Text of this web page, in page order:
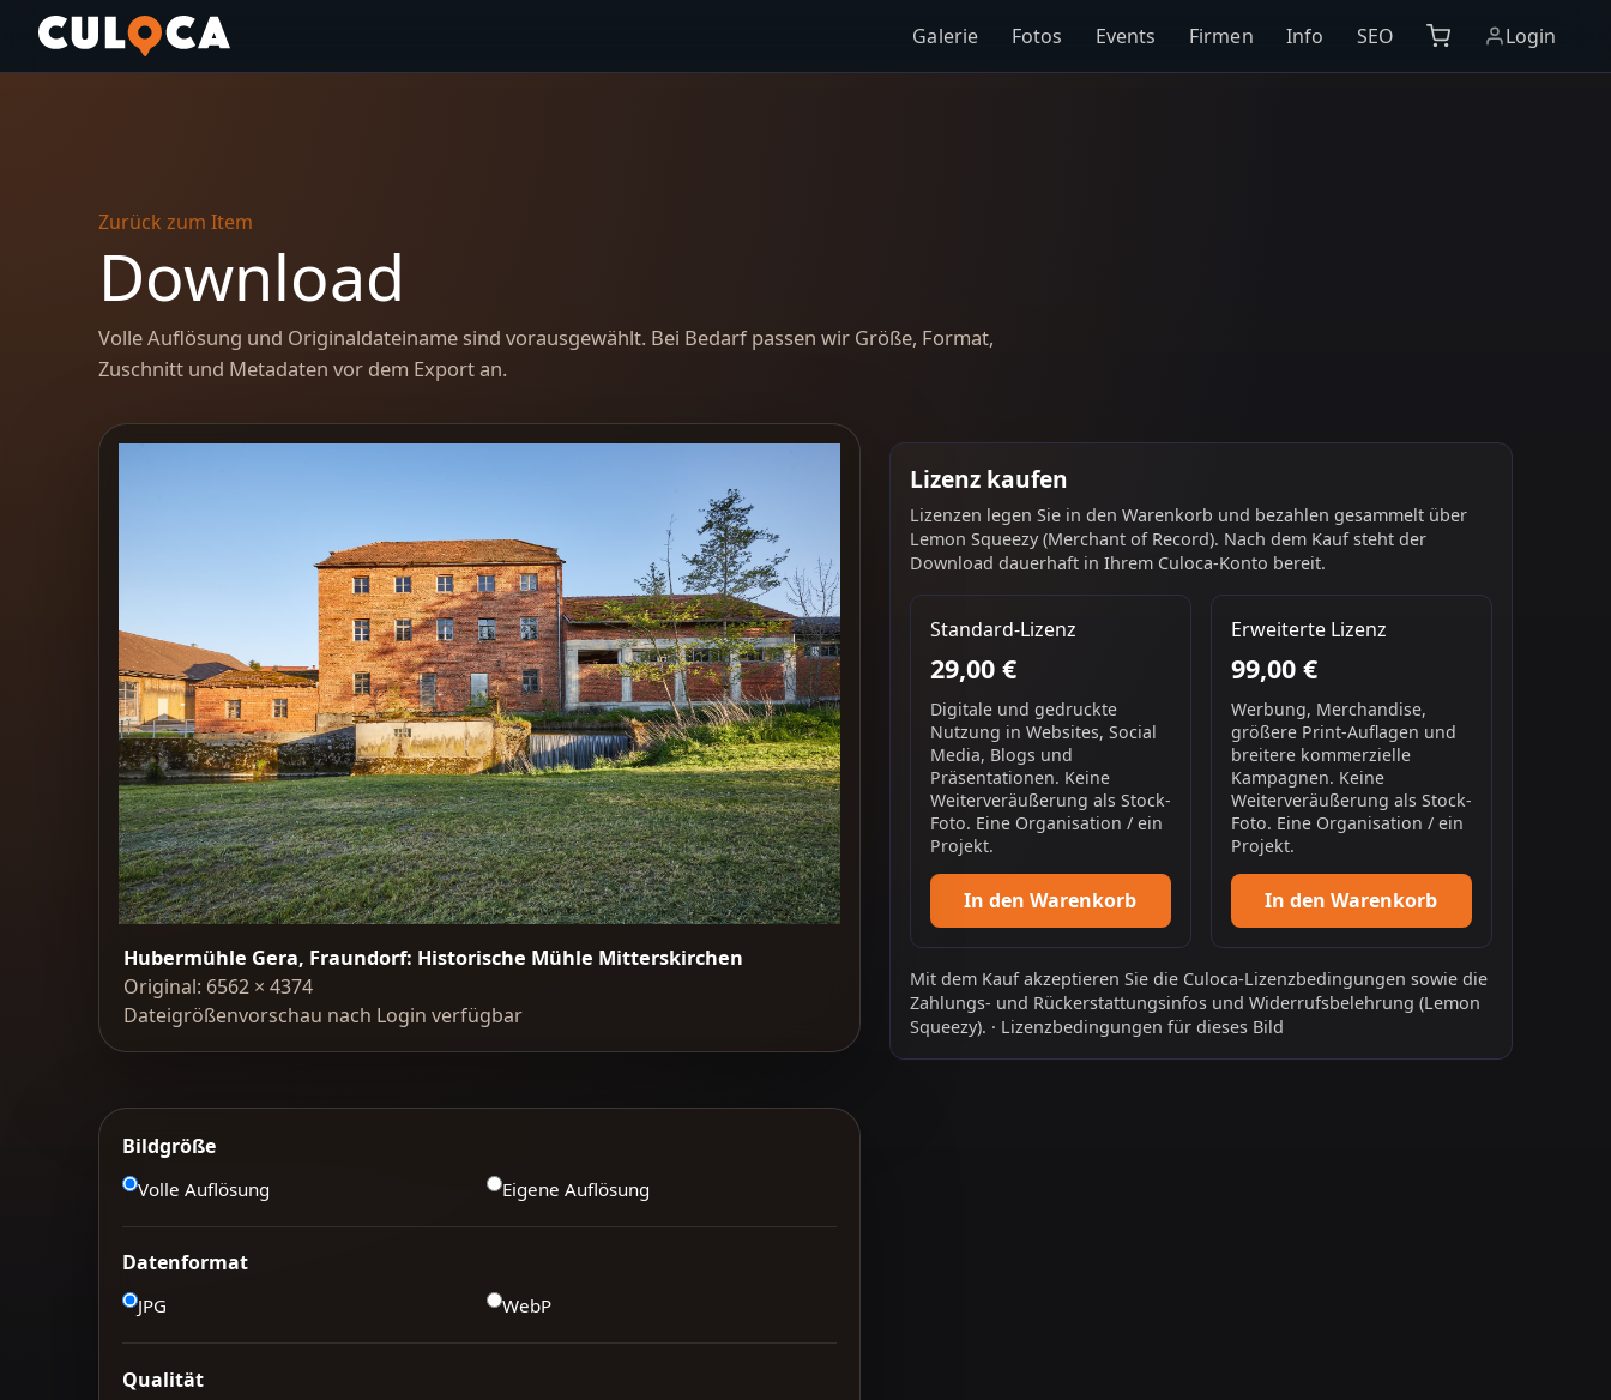
Galerie Fotos Events Firmen Info SEO Login
Zurück zum Item
Download
Volle Auflösung und Originaldateiname sind vorausgewählt. Bei Bedarf passen wir Größe, Format,
Zuschnitt und Metadaten vor dem Export an.
Hubermühle Gera, Fraundorf: Historische Mühle Mitterskirchen
Original: 6562 × 4374
Dateigrößenvorschau nach Login verfügbar
Lizenz kaufen
Lizenzen legen Sie in den Warenkorb und bezahlen gesammelt über
Lemon Squeezy (Merchant of Record). Nach dem Kauf steht der
Download dauerhaft in Ihrem Culoca-Konto bereit.
Standard-Lizenz
29,00 €
Digitale und gedruckte
Nutzung in Websites, Social
Media, Blogs und
Präsentationen. Keine
Weiterveräußerung als Stock-
Foto. Eine Organisation / ein
Projekt.
In den Warenkorb
Erweiterte Lizenz
99,00 €
Werbung, Merchandise,
größere Print-Auflagen und
breitere kommerzielle
Kampagnen. Keine
Weiterveräußerung als Stock-
Foto. Eine Organisation / ein
Projekt.
In den Warenkorb
Mit dem Kauf akzeptieren Sie die Culoca-Lizenzbedingungen sowie die
Zahlungs- und Rückerstattungsinfosund Widerrufsbelehrung (Lemon
Squeezy). · Lizenzbedingungen für dieses Bild
Bildgröße
Volle Auflösung Eigene Auflösung
Datenformat
JPG WebP
Qualität